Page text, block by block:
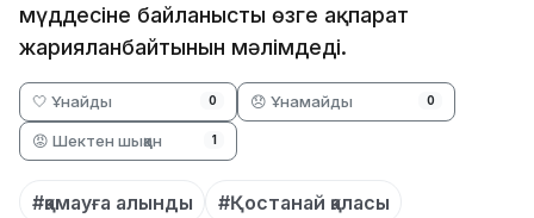
мүддесіне байланысты өзге ақпарат
жарияланбайтынын мәлімдеді.
🤍 Ұнайды 0 😞 Ұнамайды 0
😡 Шектен шыққан 1
#қамауға алынды
#Қостанай қаласы